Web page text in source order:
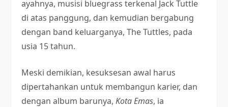
ayahnya, musisi bluegrass terkenal Jack Tuttle
di atas panggung, dan kemudian bergabung
dengan band keluarganya, The Tuttles, pada
usia 15 tahun.
Meski demikian, kesuksesan awal harus
dipertahankan untuk membangun karier, dan
dengan album barunya,Kota Emas, ia